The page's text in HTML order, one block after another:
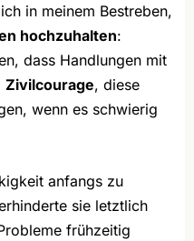
in meinem Bestreben,
hochzuhalten:
dass Handlungen mit
Zivilcourage, diese
wenn es schwierig
anfangs zu
sie letztlich
frühzeitig